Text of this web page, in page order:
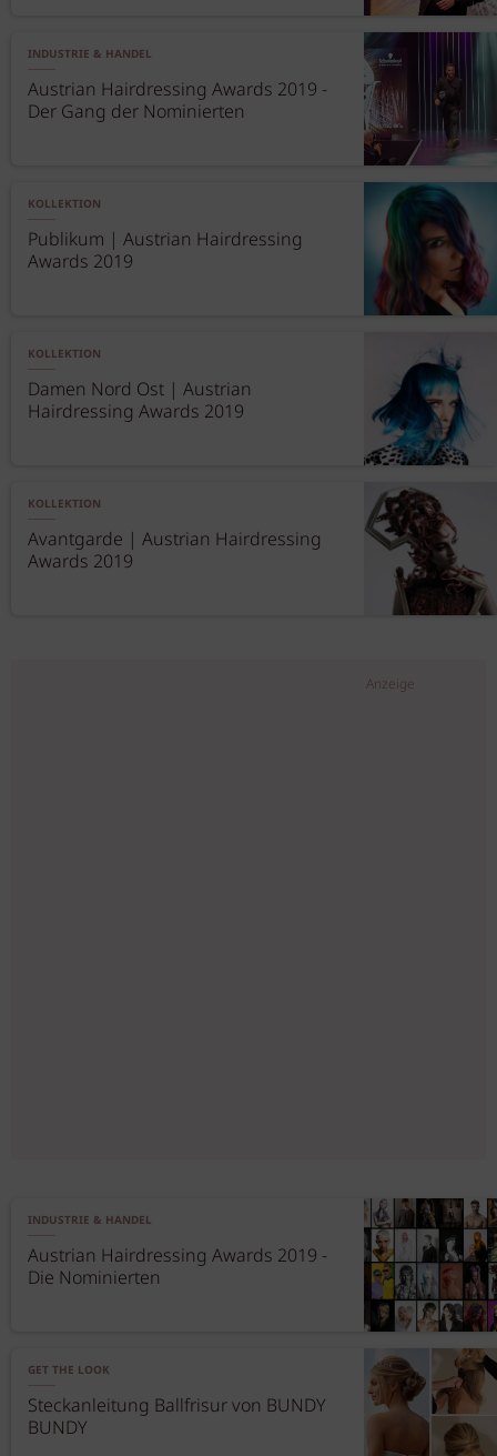
INDUSTRIE & HANDEL
Austrian Hairdressing Awards 2019 -
Der Gang der Nominierten
KOLLEKTION
Publikum | Austrian Hairdressing
Awards 2019
KOLLEKTION
Damen Nord Ost | Austrian
Hairdressing Awards 2019
KOLLEKTION
Avantgarde | Austrian Hairdressing
Awards 2019
Anzeige
INDUSTRIE & HANDEL
Austrian Hairdressing Awards 2019 -
Die Nominierten
GET THE LOOK
Steckanleitung Ballfrisur von BUNDY
BUNDY